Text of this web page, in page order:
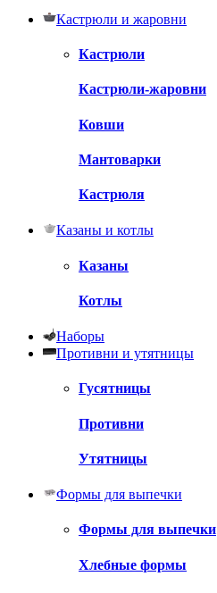
Кастрюли и жаровни
Кастрюли
Кастрюли-жаровни
Ковши
Мантоварки
Кастрюля
Казаны и котлы
Казаны
Котлы
Наборы
Противни и утятницы
Гусятницы
Противни
Утятницы
Формы для выпечки
Формы для выпечки
Хлебные формы